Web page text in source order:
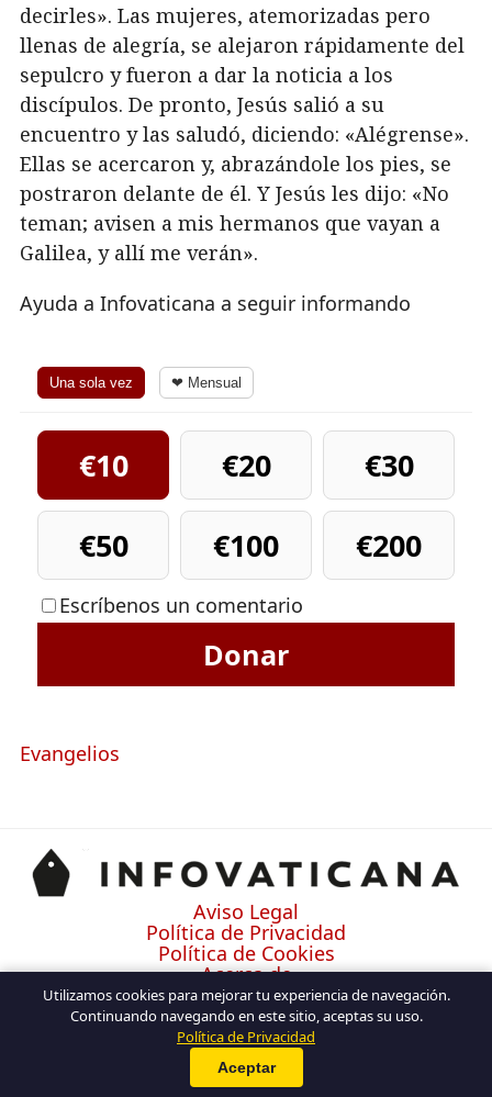
decirles». Las mujeres, atemorizadas pero
llenas de alegría, se alejaron rápidamente del
sepulcro y fueron a dar la noticia a los
discípulos. De pronto, Jesús salió a su
encuentro y las saludó, diciendo: «Alégrense».
Ellas se acercaron y, abrazándole los pies, se
postraron delante de él. Y Jesús les dijo: «No
teman; avisen a mis hermanos que vayan a
Galilea, y allí me verán».
Ayuda a Infovaticana a seguir informando
Una sola vez ❤ Mensual
€10 €20
€30
€50
€100 €200
Escríbenos un comentario
Donar
Evangelios
Aviso Legal
Política de Privacidad
Política de Cookies
Acerca de
Contacto
Utilizamos cookies para mejorar tu experiencia de navegación.
Continuando navegando en este sitio, aceptas su uso.
Política de Privacidad
Aceptar